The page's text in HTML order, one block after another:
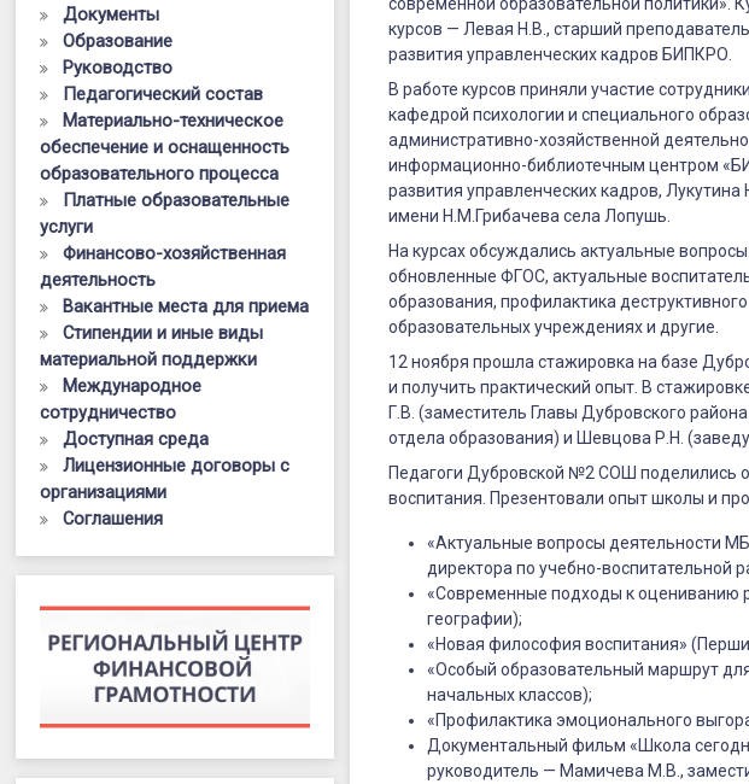
заместителей
руководителей
ОО
Дубровского,
Клетнянского,
Жуковского
районов
курсов — Левая Н.В., старший
развития управленческих кадров БИПКРО.
В работе курсов приняли участие
кафедрой психологии и специального
административно-хозяйственной
информационно-библиотечным центром«
развития управленческих кадров,
имени Н.М.Грибачева села Лопушь.
На курсах обсуждались актуальные
обновленные ФГОС, актуальные
образования, профилактика
образовательных учреждениях и другие.
12 ноября прошла стажировка на базе
и получить практический опыт. В
Г.В. (заместитель Главы Дубровского
отдела образования) и Шевцова Р.Н.
Педагоги Дубровской №2 СОШ поделились
воспитания. Презентовали опыт школы и
«Актуальные вопросы деятельности
директора по учебно-воспитательной
«Современные подходы к оцениванию
географии);
«Новая философия воспитания»
«Особый образовательный маршрут
начальных классов);
«Профилактика эмоционального
Документальный фильм «Школа
руководитель — Мамичева М.В.,
Документы
Образование
Руководство
Педагогический состав
Материально-техническое
обеспечение и оснащенность
образовательного процесса
Платные образовательные
услуги
Финансово-хозяйственная
деятельность
Вакантные места для приема
Стипендии и иные виды
материальной поддержки
Международное
сотрудничество
Доступная среда
Лицензионные договоры с
организациями
Соглашения